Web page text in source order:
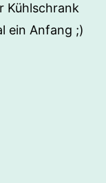
Kühlschrank
ein Anfang ;)